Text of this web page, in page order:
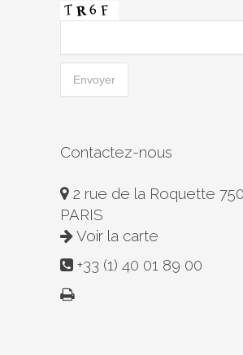
Contactez-nous
2 rue de la Roquette
PARIS
Voir la carte
+33 (1) 40 01 89 00